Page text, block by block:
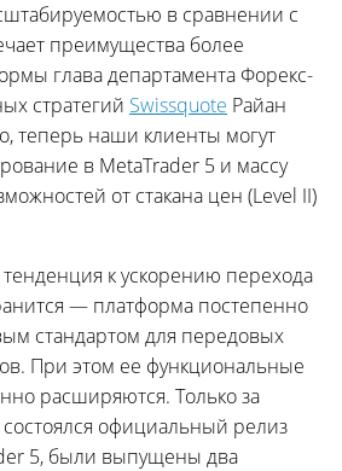
в сравнении с
преимущества более
глава департамента Форекс-
стратегий Swissquote Райан
теперь наши клиенты могут
в MetaTrader 5 и массу
от стакана цен (Level II)
к ускорению перехода
— платформа постепенно
стандартом для передовых
При этом ее функциональные
расширяются. Только за
официальный релиз
5, были выпущены два